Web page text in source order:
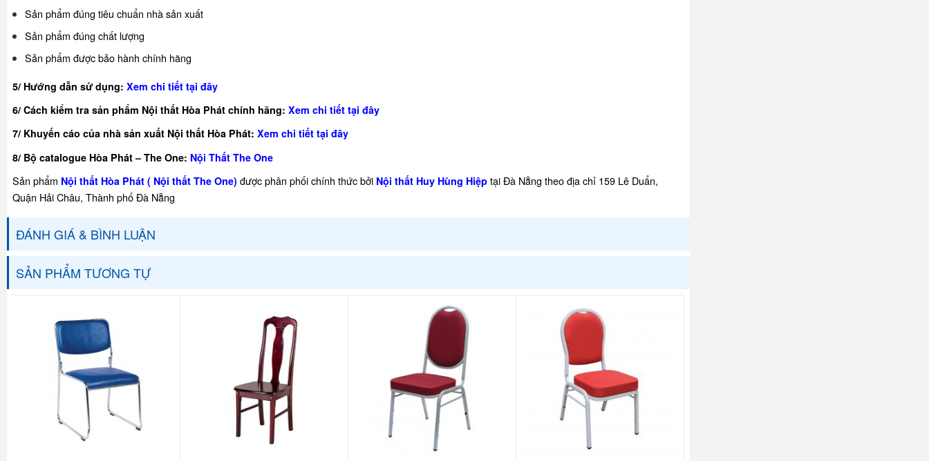
Sản phẩm đúng tiêu chuẩn nhà sản xuất
Sản phẩm đúng chất lượng
Sản phẩm được bảo hành chính hãng
5/ Hướng dẫn sử dụng: Xem chi tiết tại đây
6/ Cách kiểm tra sản phẩm Nội thất Hòa Phát chính hãng: Xem chi tiết tại đây
7/ Khuyến cáo của nhà sản xuất Nội thất Hòa Phát: Xem chi tiết tại đây
8/ Bộ catalogue Hòa Phát – The One: Nội Thất The One
Sản phẩm Nội thất Hòa Phát ( Nội thất The One) được phân phối chính thức bởi Nội thất Huy Hùng Hiệp tại Đà Nẵng theo địa chỉ 159 Lê Duẩn,
Quận Hải Châu, Thành phố Đà Nẵng
ĐÁNH GIÁ & BÌNH LUẬN
SẢN PHẨM TƯƠNG TỰ